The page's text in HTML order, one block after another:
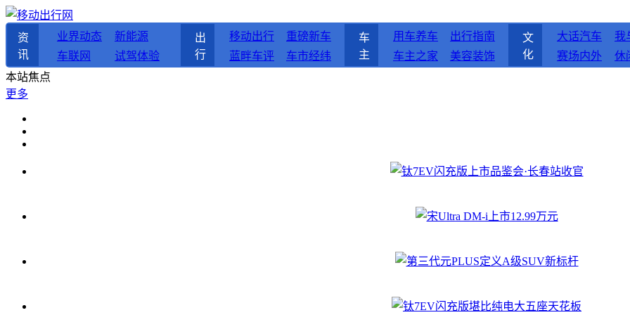
资
讯
业界动态
新能源
车联网
试驾体验
出
行
移动出行
重磅新车
蓝畔车评
车市经纬
车
主
用车养车
出行指南
车主之家
美容装饰
文
化
大话汽车
我
赛场内外
休
本站焦点
更多